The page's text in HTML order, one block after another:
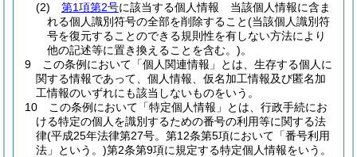
(2)
第1項第2号に該当する個人情報 当該個人情報に含ま
れる個人識別符号の全部を削除すること(当該個人識別符
号を復元することのできる規則性を有しない方法により
他の記述等に置き換えることを含む。)。
9
この条例において「個人関連情報」とは、生存する個人に
関する情報であって、個人情報、仮名加工情報及び匿名加
工情報のいずれにも該当しないものをいう。
10
この条例において「特定個人情報」とは、行政手続にお
ける特定の個人を識別するための番号の利用等に関する法
律(平成25年法律第27号。第12条第5項において「番号利用
法」という。)第2条第9項に規定する特定個人情報をいう。